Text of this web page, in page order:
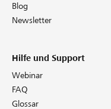
Blog
Newsletter
Hilfe und Support
Webinar
FAQ
Glossar